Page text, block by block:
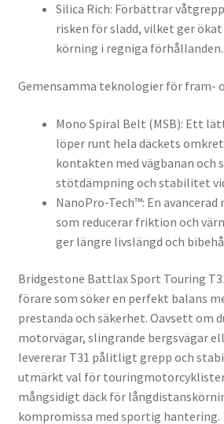
Silica Rich: Förbättrar
risken för sladd, vilket ger
körning i regniga förhållanden.
Gemensamma teknologier för fram-
Mono Spiral Belt (MSB): Ett
löper runt hela däckets
kontakten med vägbanan och
stötdämpning och stabilitet
NanoPro-Tech™: En
som reducerar friktion och
ger längre livslängd och
Bridgestone Battlax Sport Touring
förare som söker en perfekt balans
prestanda och säkerhet. Oavsett om
motorvägar, slingrande bergsvägar
levererar T31 pålitligt grepp och
utmärkt val för
mångsidigt däck för
kompromissa med sportig hantering.